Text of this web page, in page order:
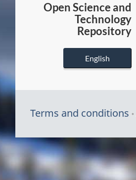
Open Science and
Technology
Repository
English
Terms and conditions